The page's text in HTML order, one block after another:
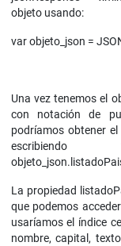
objeto usando:
var objeto_json =
Una vez tenemos el
con notación de
podríamos obtener
escribiendo
La propiedad
que podemos
usaríamos el índice
nombre, capital,